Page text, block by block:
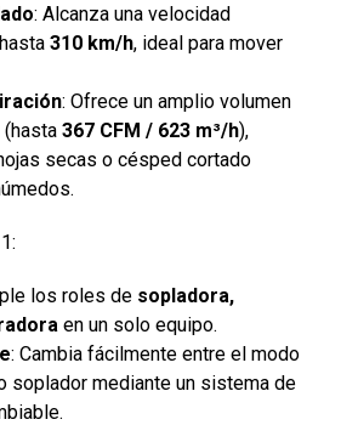
: Alcanza una velocidad
310 km/h, ideal para mover
: Ofrece un amplio volumen
367 CFM / 623 m³/h),
secas o césped cortado
los roles de sopladora,
en un solo equipo.
: Cambia fácilmente entre el modo
soplador mediante un sistema de